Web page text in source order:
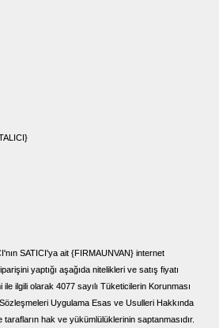
SATICI'ya ait {FIRMAUNVAN} internet
yaptığı aşağıda nitelikleri ve satış fiyatı
ile ilgili olarak 4077 sayılı Tüketicilerin Korunması
Uygulama Esas ve Usulleri Hakkında
hak ve yükümlülüklerinin saptanmasıdır.